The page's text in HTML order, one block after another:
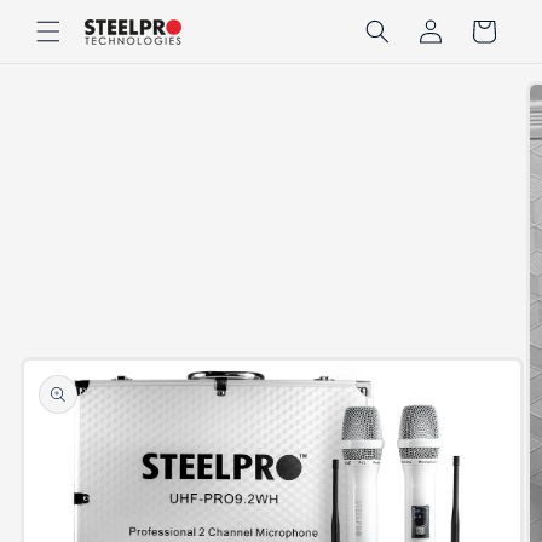
directamente
al contenido
Iniciar
sesión
Carrito